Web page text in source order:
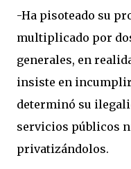
-Ha pisoteado su
multiplicado por
generales, en
insiste en
determinó su
servicios públicos
privatizándolos.